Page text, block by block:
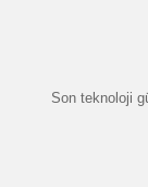
Son teknoloji